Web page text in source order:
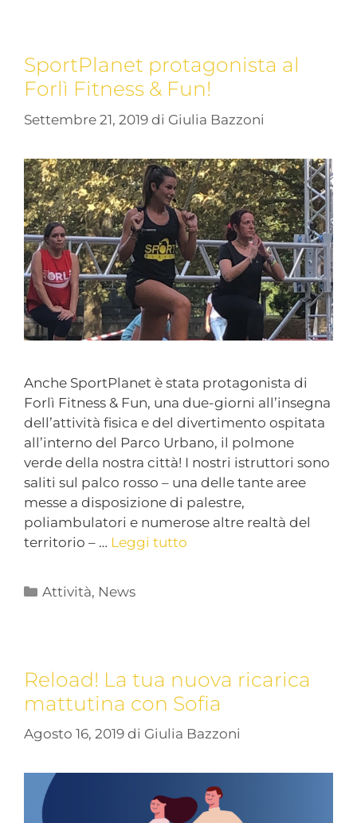
SportPlanet protagonista al
Forlì Fitness & Fun!
Settembre 21, 2019 di Giulia Bazzoni
Anche SportPlanet è stata protagonista di
Forlì Fitness & Fun, una due-giorni all’insegna
dell’attività fisica e del divertimento ospitata
all’interno del Parco Urbano, il polmone
verde della nostra città! I nostri istruttori sono
saliti sul palco rosso – una delle tante aree
messe a disposizione di palestre,
poliambulatori e numerose altre realtà del
territorio – … Leggi tutto
Attività, News
Reload! La tua nuova ricarica
mattutina con Sofia
Agosto 16, 2019 di Giulia Bazzoni